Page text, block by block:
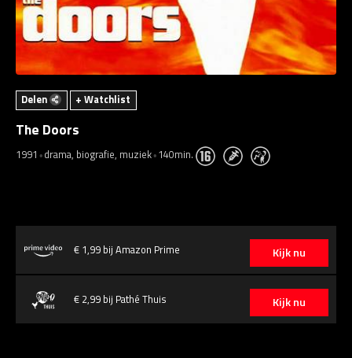
Delen + Watchlist
The Doors
1991 drama, biografie, muziek 140min.
Kijk nu
€ 1,99 bij Amazon Prime
Kijk nu
€ 2,99 bij Pathé Thuis